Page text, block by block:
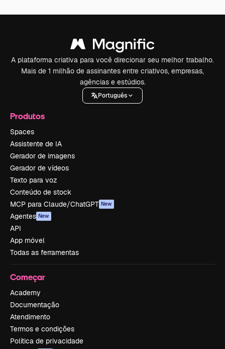
A plataforma criativa para você direcionar seu melhor trabalho.
Mais de 1 milhão de assinantes entre criativos, empresas,
agências e estúdios.
Português
Produtos
Spaces
Assistente de IA
Gerador de imagens
Gerador de vídeos
Texto para voz
Conteúdo de stock
MCP para Claude/ChatGPT New
Agentes New
API
App móvel
Todas as ferramentas
Começar
Academy
Documentação
Atendimento
Termos e condições
Política de privacidade